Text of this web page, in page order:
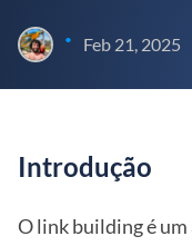
• Feb 21, 2025
Introdução
O link building é